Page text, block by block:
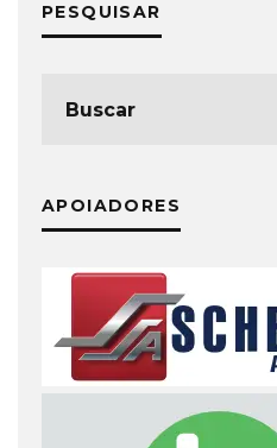
PESQUISAR
APOIADORES